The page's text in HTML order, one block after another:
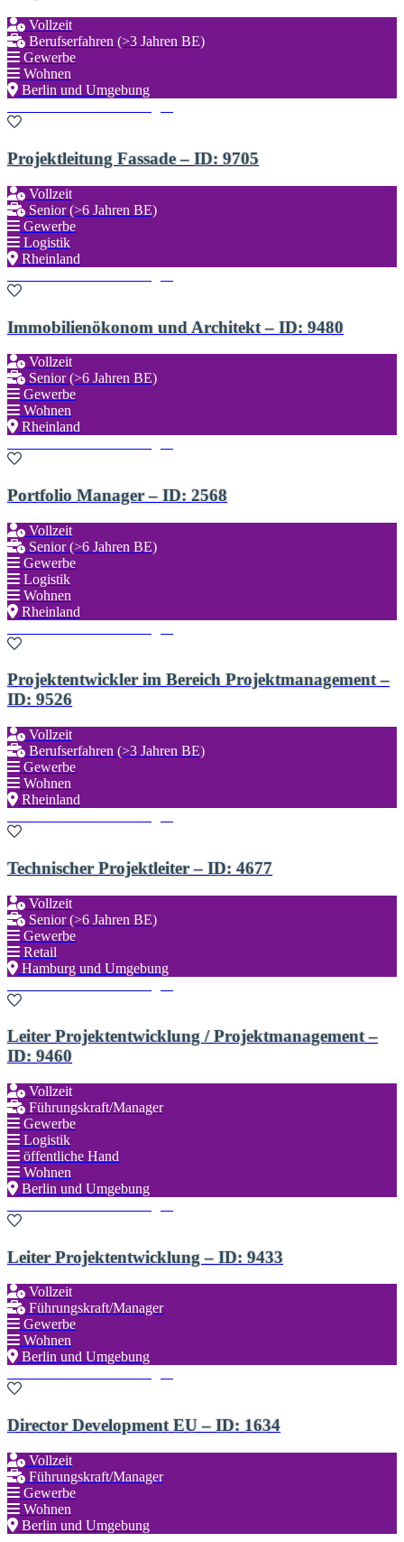
Vollzeit
Berufserfahren (>3 Jahren BE)
Gewerbe
Wohnen
Berlin und Umgebung
Projektleitung Fassade – ID: 9705
Vollzeit
Senior (>6 Jahren BE)
Gewerbe
Logistik
Rheinland
Immobilienökonom und Architekt – ID: 9480
Vollzeit
Senior (>6 Jahren BE)
Gewerbe
Wohnen
Rheinland
Portfolio Manager – ID: 2568
Vollzeit
Senior (>6 Jahren BE)
Gewerbe
Logistik
Wohnen
Rheinland
Projektentwickler im Bereich Projektmanagement –
ID: 9526
Vollzeit
Berufserfahren (>3 Jahren BE)
Gewerbe
Wohnen
Rheinland
Technischer Projektleiter – ID: 4677
Vollzeit
Senior (>6 Jahren BE)
Gewerbe
Retail
Hamburg und Umgebung
Leiter Projektentwicklung / Projektmanagement –
ID: 9460
Vollzeit
Führungskraft/Manager
Gewerbe
Logistik
öffentliche Hand
Wohnen
Berlin und Umgebung
Leiter Projektentwicklung – ID: 9433
Vollzeit
Führungskraft/Manager
Gewerbe
Wohnen
Berlin und Umgebung
Director Development EU – ID: 1634
Vollzeit
Führungskraft/Manager
Gewerbe
Wohnen
Berlin und Umgebung